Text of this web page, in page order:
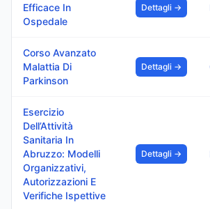
Efficace In
Ospedale
Dettagli →
Corso Avanzato
Malattia Di
Parkinson
Dettagli →
Esercizio
Dell’Attività
Sanitaria In
Abruzzo: Modelli
Organizzativi,
Autorizzazioni E
Verifiche Ispettive
Dettagli →